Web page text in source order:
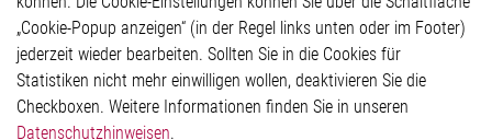
Impressum
Datenschutzerklärung
Cookie-Popup anzeigen
„Cookie-Popup anzeigen“ (in der Regel links unten oder im Footer)
jederzeit wieder bearbeiten. Sollten Sie in die Cookies für
Statistiken nicht mehr einwilligen wollen, deaktivieren Sie die
Checkboxen. Weitere Informationen finden Sie in unseren
Datenschutzhinweisen.